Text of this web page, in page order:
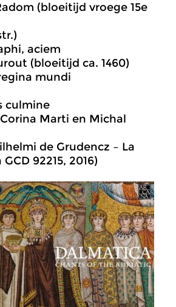
(bloeitijd vroege 15e
aciem
(bloeitijd ca. 1460)
mundi
culmine
Marti en Michal
de Grudencz – La
92215, 2016)